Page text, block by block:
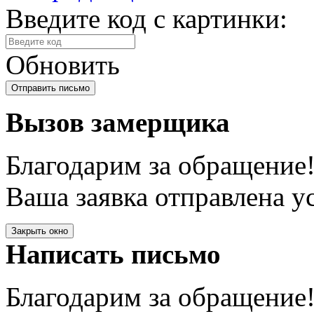
Введите код с картинки:
Обновить
Вызов замерщика
Благодарим за
Ваша заявка отправлена
Закрыть окно
Написать письмо
Благодарим за